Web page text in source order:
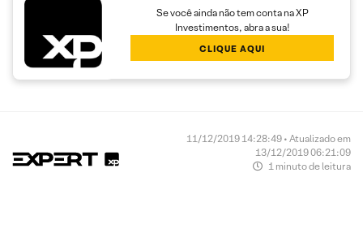
Se você ainda não tem conta na XP
Investimentos, abra a sua!
CLIQUE AQUI
11/12/2019 14:28:49 • Atualizado em
13/12/2019 06:21:09
1 minuto de leitura